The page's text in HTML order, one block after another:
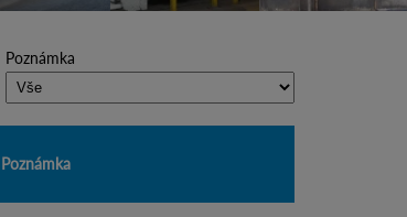
Poznámka
Poznámka